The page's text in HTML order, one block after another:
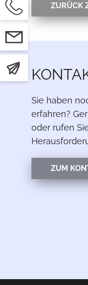
ZURÜCK
Sie haben
erfahren?
oder rufen
ZUM